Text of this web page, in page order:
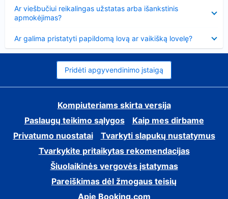
Ar viešbučiui reikalingas užstatas arba išankstinis
apmokėjimas?
Ar galima pristatyti papildomą lovą ar vaikišką lovelę?
Pridėti apgyvendinimo įstaigą
Kompiuteriams skirta versija
Paslaugų teikimo sąlygos
Kaip mes dirbame
Privatumo nuostatai
Tvarkyti slapukų nustatymus
Tvarkykite pritaikytas rekomendacijas
Šiuolaikinės vergovės įstatymas
Pareiškimas dėl žmogaus teisių
Apie Booking.com